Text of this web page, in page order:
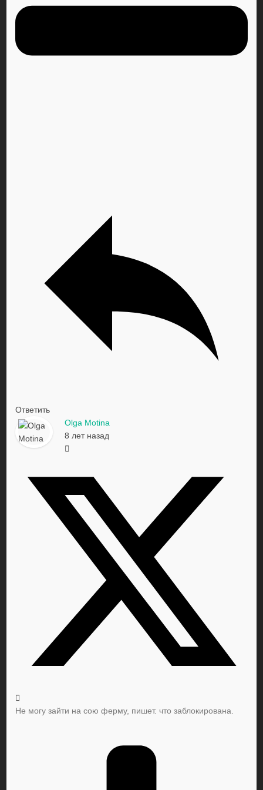
Ответить
Olga Motina
8 лет назад
Не могу зайти на сою ферму, пишет. что заблокирована.